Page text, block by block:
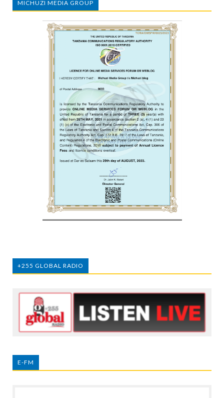
MICHUZI MEDIA GROUP
+255 GLOBAL RADIO
E-FM